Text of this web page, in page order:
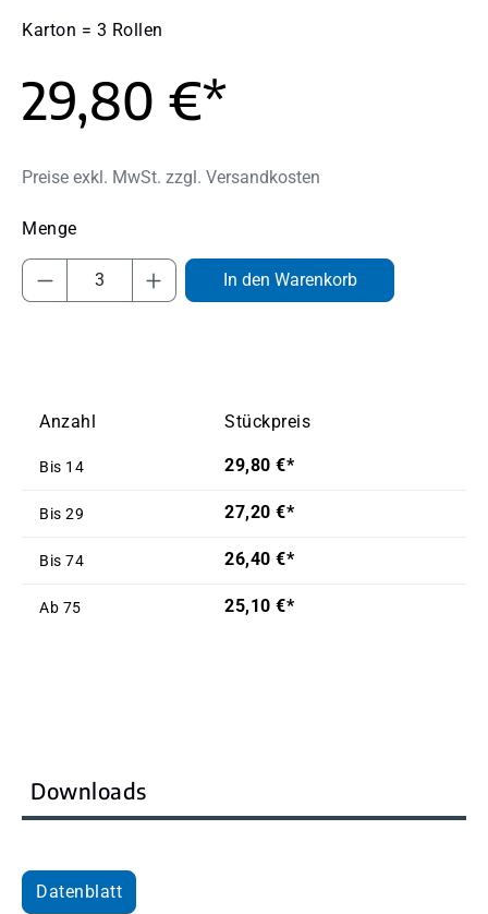
Karton = 3 Rollen
29,80 €*
Preise exkl. MwSt. zzgl. Versandkosten
Produkt Anzahl: Gib den gewünschten
In den Warenkorb
Anzahl Stückpreis
Bis 14 29,80 €*
Bis 29 27,20 €*
Bis 74 26,40 €*
Ab 75 25,10 €*
Downloads
Datenblatt